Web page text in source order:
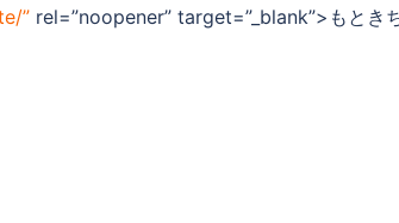
” rel=”noopener” target=”_blank”>もとき